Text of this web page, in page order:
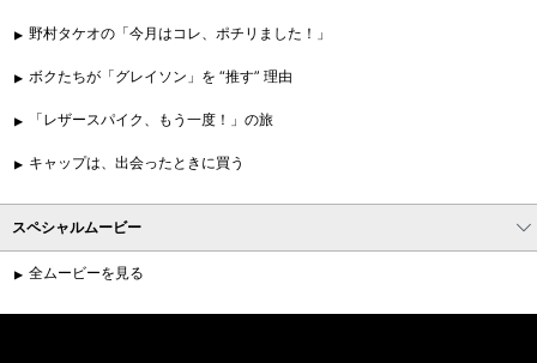
野村タケオの「今月はコレ、ポチリました！」
ボクたちが「グレイソン」を “推す” 理由
「レザースパイク、もう一度！」の旅
キャップは、出会ったときに買う
スペシャルムービー
全ムービーを見る